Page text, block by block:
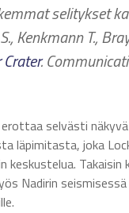
selitykset
Kenkmann T.,
.
selvästi
läpimitasta, joka
Takaisin
Nadirin